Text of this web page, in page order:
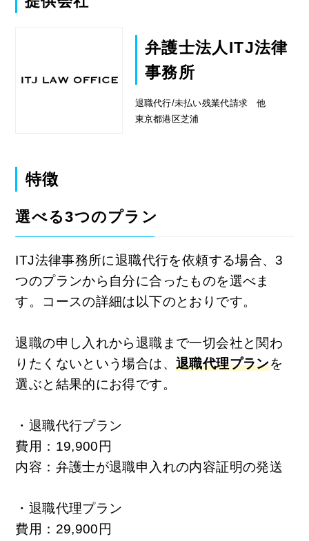
弁護士法人ITJ法律
事務所
退職代行/未払い残業代請求 他
東京都港区芝浦
特徴
選べる3つのプラン
ITJ法律事務所に退職代行を依頼する場合、3
つのプランから自分に合ったものを選べま
す。コースの詳細は以下のとおりです。
退職の申し入れから退職まで一切会社と関わ
りたくないという場合は、 退職代理プランを
選ぶと結果的にお得です。
・退職代行プラン
費用：19,900円
内容：弁護士が退職申入れの内容証明の発送
・退職代理プラン
費用：29,900円